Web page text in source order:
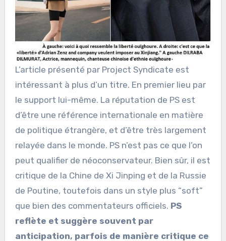
L’article présenté par Project Syndicate est
intéressant à plus d’un titre. En premier lieu par
le support lui-même. La réputation de PS est
d’être une référence internationale en matière
de politique étrangère, et d’être très largement
relayée dans le monde. PS n’est pas ce que l’on
peut qualifier de néoconservateur. Bien sûr, il est
critique de la Chine de Xi Jinping et de la Russie
de Poutine, toutefois dans un style plus “soft”
que bien des commentateurs officiels. PS
reflète et suggère souvent par
anticipation, parfois de manière critique ce